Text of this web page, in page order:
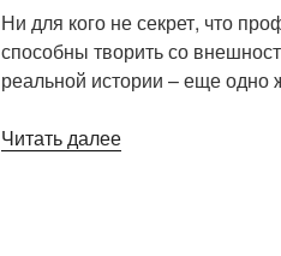
Ни для кого не секрет, что
способны творить со
реальной истории – еще одно
Читать далее«Уставшая